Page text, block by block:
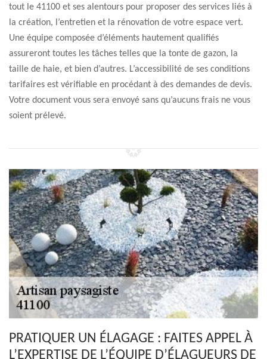
tout le 41100 et ses alentours pour proposer des services liés à
la création, l’entretien et la rénovation de votre espace vert.
Une équipe composée d’éléments hautement qualifiés
assureront toutes les tâches telles que la tonte de gazon, la
taille de haie, et bien d’autres. L’accessibilité de ses conditions
tarifaires est vérifiable en procédant à des demandes de devis.
Votre document vous sera envoyé sans qu’aucuns frais ne vous
soient prélevé.
PRATIQUER UN ÉLAGAGE : FAITES APPEL À
L’EXPERTISE DE L’ÉQUIPE D’ÉLAGUEURS DE